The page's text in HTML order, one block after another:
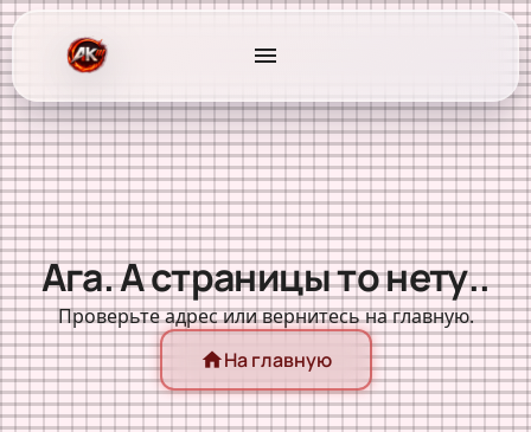
menu
Ага. А страницы то нету..
Проверьте адрес или вернитесь на главную.
homeНа главную